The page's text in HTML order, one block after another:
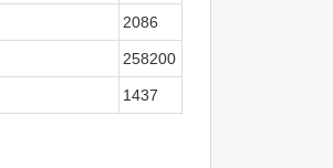
2086
258200
1437